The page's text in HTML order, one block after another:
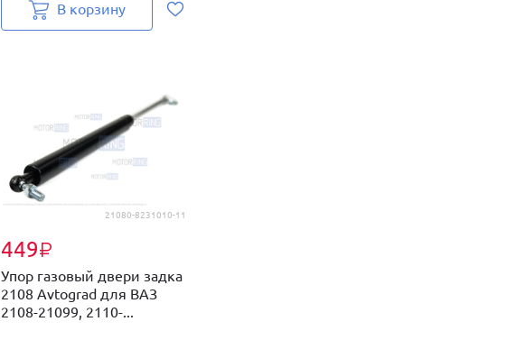
В корзину
21080-8231010-11
449₽
Упор газовый двери задка
2108 Avtograd для ВАЗ
2108-21099, 2110-...